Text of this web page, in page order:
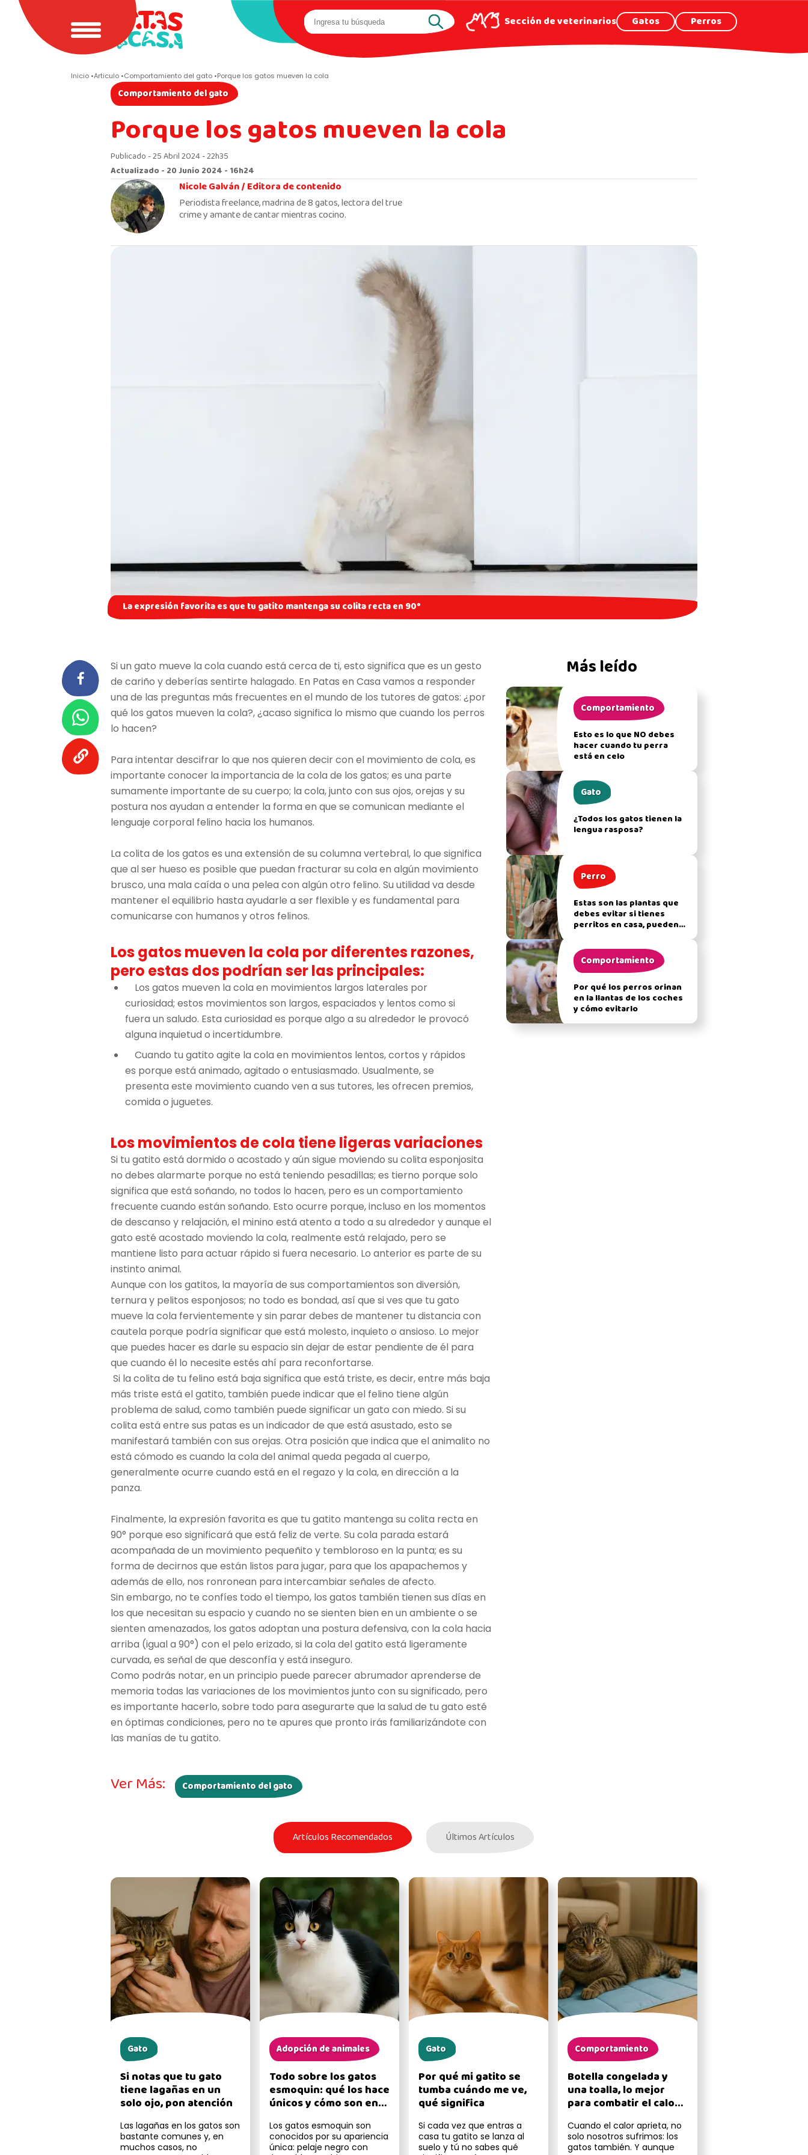
Sección de veterinarios Gatos Perros
Inicio Articulo Comportamiento del gato Porque los gatos mueven la cola
Comportamiento del gato
Porque los gatos mueven la cola
Publicado - 25 Abril 2024 - 22h35
Actualizado - 20 Junio 2024 - 16h24
Nicole Galván /Editora de contenido
Periodista freelance, madrina de 8 gatos, lectora del true
crime y amante de cantar mientras cocino.
La expresión favorita es que tu gatito mantenga su colita recta en 90°
Si un gato mueve la cola cuando está cerca de ti, esto significa que es un gesto
de cariño y deberías sentirte halagado. En Patas en Casa vamos a responder
una de las preguntas más frecuentes en el mundo de los tutores de gatos: ¿por
qué los gatos mueven la cola?, ¿acaso significa lo mismo que cuando los perros
lo hacen?
Para intentar descifrar lo que nos quieren decir con el movimiento de cola, es
importante conocer la importancia de la cola de los gatos; es una parte
sumamente importante de su cuerpo; la cola, junto con sus ojos, orejas y su
postura nos ayudan a entender la forma en que se comunican mediante el
lenguaje corporal felino hacia los humanos.
La colita de los gatos es una extensión de su columna vertebral, lo que significa
que al ser hueso es posible que puedan fracturar su cola en algún movimiento
brusco, una mala caída o una pelea con algún otro felino. Su utilidad va desde
mantener el equilibrio hasta ayudarle a ser flexible y es fundamental para
comunicarse con humanos y otros felinos.
Los gatos mueven la cola por diferentes razones,
pero estas dos podrían ser las principales:
Los gatos mueven la cola en movimientos largos laterales por
curiosidad; estos movimientos son largos, espaciados y lentos como si
fuera un saludo. Esta curiosidad es porque algo a su alrededor le provocó
alguna inquietud o incertidumbre.
Cuando tu gatito agite la cola en movimientos lentos, cortos y rápidos
es porque está animado, agitado o entusiasmado. Usualmente, se
presenta este movimiento cuando ven a sus tutores, les ofrecen premios,
comida o juguetes.
Los movimientos de cola tiene ligeras variaciones
Si tu gatito está dormido o acostado y aún sigue moviendo su colita esponjosita
no debes alarmarte porque no está teniendo pesadillas; es tierno porque solo
significa que está soñando, no todos lo hacen, pero es un comportamiento
frecuente cuando están soñando. Esto ocurre porque, incluso en los momentos
de descanso y relajación, el minino está atento a todo a su alrededor y aunque el
gato esté acostado moviendo la cola, realmente está relajado, pero se
mantiene listo para actuar rápido si fuera necesario. Lo anterior es parte de su
instinto animal.
Aunque con los gatitos, la mayoría de sus comportamientos son diversión,
ternura y pelitos esponjosos; no todo es bondad, así que si ves que tu gato
mueve la cola fervientemente y sin parar debes de mantener tu distancia con
cautela porque podría significar que está molesto, inquieto o ansioso. Lo mejor
que puedes hacer es darle su espacio sin dejar de estar pendiente de él para
que cuando él lo necesite estés ahí para reconfortarse.
Si la colita de tu felino está baja significa que está triste, es decir, entre más baja
más triste está el gatito, también puede indicar que el felino tiene algún
problema de salud, como también puede significar un gato con miedo. Si su
colita está entre sus patas es un indicador de que está asustado, esto se
manifestará también con sus orejas. Otra posición que indica que el animalito no
está cómodo es cuando la cola del animal queda pegada al cuerpo,
generalmente ocurre cuando está en el regazo y la cola, en dirección a la
panza.
Finalmente, la expresión favorita es que tu gatito mantenga su colita recta en
90° porque eso significará que está feliz de verte. Su cola parada estará
acompañada de un movimiento pequeñito y tembloroso en la punta; es su
forma de decirnos que están listos para jugar, para que los apapachemos y
además de ello, nos ronronean para intercambiar señales de afecto.
Sin embargo, no te confíes todo el tiempo, los gatos también tienen sus días en
los que necesitan su espacio y cuando no se sienten bien en un ambiente o se
sienten amenazados, los gatos adoptan una postura defensiva, con la cola hacia
arriba (igual a 90°) con el pelo erizado, si la cola del gatito está ligeramente
curvada, es señal de que desconfía y está inseguro.
Como podrás notar, en un principio puede parecer abrumador aprenderse de
memoria todas las variaciones de los movimientos junto con su significado, pero
es importante hacerlo, sobre todo para asegurarte que la salud de tu gato esté
en óptimas condiciones, pero no te apures que pronto irás familiarizándote con
las manías de tu gatito.
Más leído
Comportamiento
Esto es lo que NO debes
hacer cuando tu perra
está en celo
Gato
¿Todos los gatos tienen la
lengua rasposa?
Perro
Estas son las plantas que
debes evitar si tienes
perritos en casa, pueden
Comportamiento
Por qué los perros orinan
en la llantas de los coches
y cómo evitarlo
Ver Más: Comportamiento del gato
Artículos Recomendados Últimos Artículos
Gato
Si notas que tu gato
tiene lagañas en un
solo ojo, pon atención
Las lagañas en los gatos son
bastante comunes y, en
muchos casos, no
Adopción de animales
Todo sobre los gatos
esmoquin: qué los hace
únicos y cómo son en
Los gatos esmoquin son
conocidos por su apariencia
única: pelaje negro con
Gato
Por qué mi gatito se
tumba cuándo me ve,
qué significa
Si cada vez que entras a
casa tu gatito se lanza al
suelo y tú no sabes qué
Comportamiento
Botella congelada y
una toalla, lo mejor
para combatir el calor
Cuando el calor aprieta, no
solo nosotros sufrimos: los
gatos también. Y aunque